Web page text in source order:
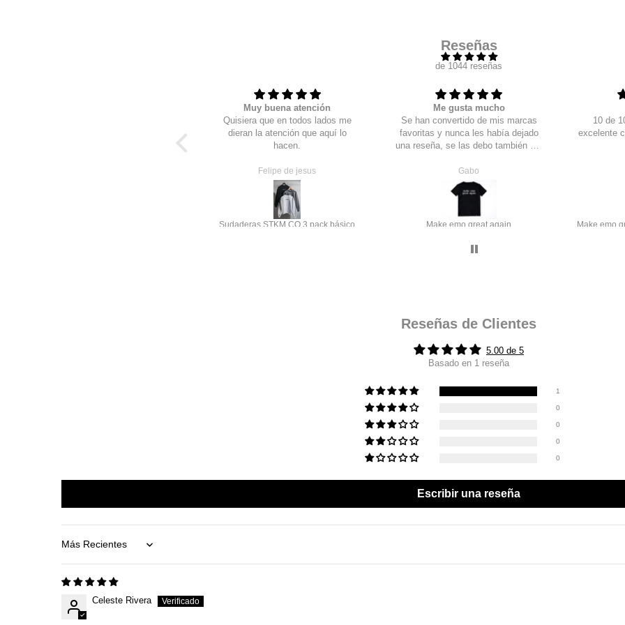
Reseñas
de 1044 reseñas
Muy buena atención
Quisiera que en todos lados me
dieran la atención que aquí lo
hacen.
Felipe de jesus
Sudaderas STKM CO 3 pack básico
Me gusta mucho
Se han convertido de mis marcas
favoritas y nunca les había dejado
una reseña, se las debo también por
pedidos te van agregando detallitos,
que un llavero, que una tote bag y
gracias los amo, justo haré nuevo
Gabo
Make emo great again
10 de
excelente
Reseñas de Clientes
5.00 de 5
Basado en 1 reseña
1
0
0
0
0
Escribir una reseña
Sort by
Celeste Rivera